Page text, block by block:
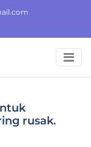
rusak.